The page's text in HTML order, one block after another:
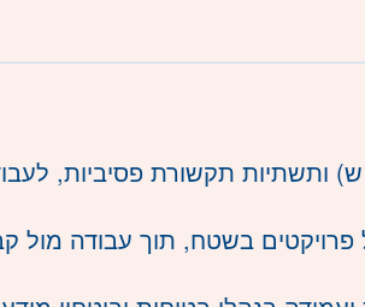
כפר סבא והוד השרון, ראש
תקשורת פסיביות,
פרויקטים בשטח, תוך עבודה מול